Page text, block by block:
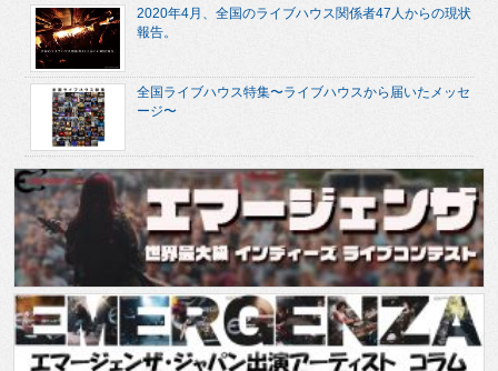
2020年4月、全国のライブハウス関係者47人からの現状
報告。
全国ライブハウス特集〜ライブハウスから届いたメッセ
ージ〜